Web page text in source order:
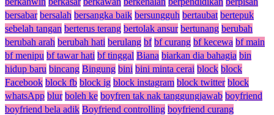
bersabar bersalah bersangka baik bersungguh bertaubat bertepuk
sebelah tangan berterus terang bertolak ansur bertunang berubah
berubah arah berubah hati berulang bf bf curang bf kecewa bf main
bf menipu bf tawar hati bf tinggal Biana biarkan dia bahagia bin
hidup baru bincang Bingung bini bini minta cerai block block
Facebook block fb block ig block instagram block twitter block
whatsApp blur boleh ke boyfren tak nak tanggungjawab boyfriend
boyfriend bela adik Boyfriend controlling boyfriend curang